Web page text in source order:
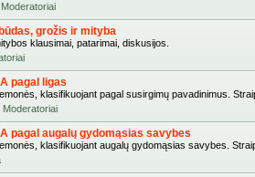
Moderatoriai
grožis ir mityba
klausimai, patarimai, diskusijos.
pagal ligas
klasifikuojant pagal susirgimų pavadinimus.
Moderatoriai
pagal augalų gydomąsias savybes
klasifikuojant augalų gydomąsias savybes.